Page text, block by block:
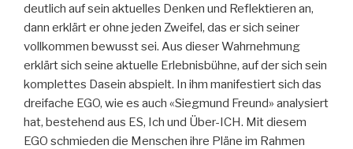
deutlich auf sein aktuelles Denken und Reflektieren an,
dann erklärt er ohne jeden Zweifel, das er sich seiner
vollkommen bewusst sei. Aus dieser Wahrnehmung
erklärt sich seine aktuelle Erlebnisbühne, auf der sich sein
komplettes Dasein abspielt. In ihm manifestiert sich das
dreifache EGO, wie es auch «Siegmund Freund» analysiert
hat, bestehend aus ES, Ich und Über-ICH. Mit diesem
EGO schmieden die Menschen ihre Pläne im Rahmen